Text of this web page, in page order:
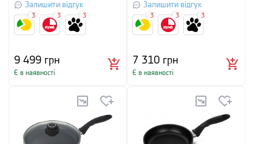
Залишити відгук
9 499 грн
Є в наявності
3 3 3
Залишити відгук
7 310 грн
Є в наявності
3 3 3